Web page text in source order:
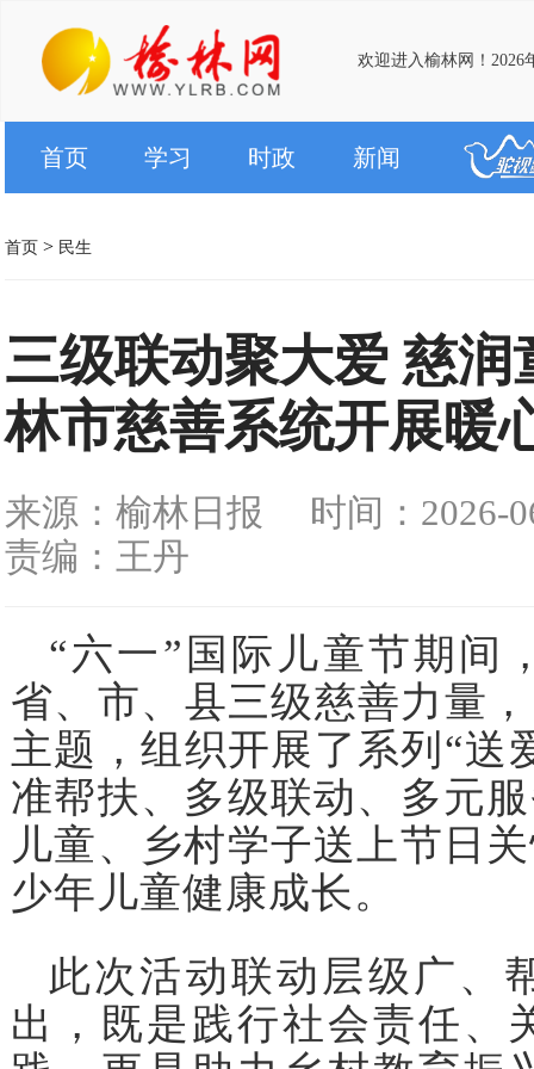
欢迎进入榆林网！2026
首页 学习 时政 新闻
首页 > 民生
三级联动聚大爱 慈
林市慈善系统开展暖
来源：榆林日报
时间：2026-
责编：王丹
“六一”国际儿童节期间
省、市、县三级慈善力量
主题，组织开展了系列“送
准帮扶、多级联动、多元
儿童、乡村学子送上节日
少年儿童健康成长。
此次活动联动层级广、
出，既是践行社会责任、